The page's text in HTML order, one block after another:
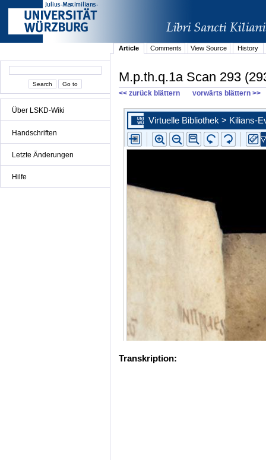
Über LSKD-Wiki
Handschriften
Letzte Änderungen
Hilfe
Article Comments View Source History
M.p.th.q.1a Scan 293
<< zurück blättern vorwärts blättern >>
Transkription: